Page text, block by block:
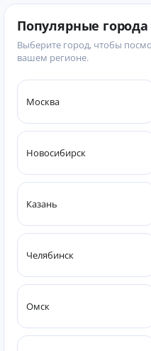
Популярные города
Выберите город, чтобы
вашем регионе.
Москва
Новосибирск
Казань
Челябинск
Омск